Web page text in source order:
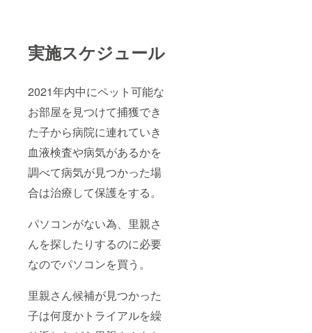
実施スケジュール
2021年内中にペット可能な
お部屋を見つけて捕獲でき
た子から病院に連れていき
血液検査や病気があるかを
調べて病気が見つかった場
合は治療して保護をする。
パソコンがない為、里親さ
んを探したりするのに必要
なのでパソコンを買う。
里親さん候補が見つかった
子は何度かトライアルを繰